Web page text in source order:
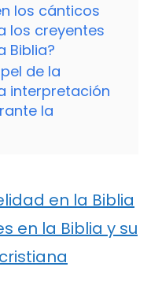
los cánticos
los creyentes
Biblia?
de la
interpretación
la
en la Biblia
en la Biblia y su